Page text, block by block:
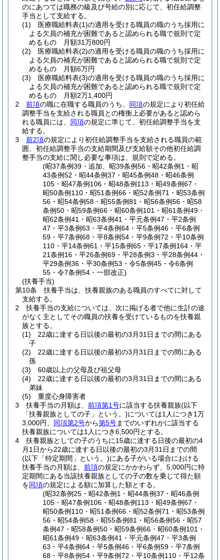
のにあつては職務の級及び号給の別に応じて、初任給調整
手当として支給する。
(1)
医療職給料表(1)の適用を受ける職員の職のうち採用に
よる欠員の補充が困難であると認められる職で規則で定
めるもの 月額31万800円
(2)
医療職給料表(2)の適用を受ける職員の職のうち採用に
よる欠員の補充が困難であると認められる職で規則で定
めるもの 月額6万円
(3)
医療職給料表(3)の適用を受ける職員の職のうち採用に
よる欠員の補充が困難であると認められる職で規則で定
めるもの 月額2万1,400円
2
前項の職に在職する職員のうち、 同項の規定により初任給
調整手当を支給される職員との権衡上必要があると認めら
れる職員には、 同項の規定に準じて、初任給調整手当を支
給する。
3
前2項の規定により初任給調整手当を支給される職員の範
囲、初任給調整手当の支給期間及び支給額その他初任給調
整手当の支給に関し必要な事項は、規則で定める。
(昭37条例39・追加、昭39条例56・昭42条例1・昭
43条例52・昭44条例37・昭45条例48・昭46条例
105・昭47条例106・昭48条例113・昭49条例67・
昭50条例110・昭51条例66・昭52条例71・昭53条例
56・昭54条例58・昭55条例81・昭56条例56・昭58
条例50・昭59条例66・昭60条例101・昭61条例49・
昭62条例41・昭63条例41・平元条例47・平2条例
47・平3条例63・平4条例64・平5条例46・平6条例
59・平7条例68・平8条例54・平9条例72・平10条例
110・平14条例61・平15条例65・平17条例164・平
21条例16・平26条例69・平28条例3・平28条例44・
平29条例36・平30条例53・令5条例45・令6条例
55・令7条例54・一部改正)
(扶養手当)
第10条
扶養手当は、扶養親族のある職員のすべてに対して
支給する。
2
扶養手当の支給については、次に掲げる者で他に生計の途
がなく主としてその職員の扶養を受けているものを扶養親
族とする。
(1)
22歳に達する日以後の最初の3月31日までの間にある
子
(2)
22歳に達する日以後の最初の3月31日までの間にある
孫
(3)
60歳以上の父母及び祖父母
(4)
22歳に達する日以後の最初の3月31日までの間にある
弟妹
(5)
重度心身障害者
3
扶養手当の月額は、 前項第1号に該当する扶養親族(以下
「扶養親族としての子」という。)については1人につき1万
3,000円、 同項第2号から第5号までのいずれかに該当する
扶養親族については1人につき6,500円とする。
4
扶養親族としての子のうちに15歳に達する日後の最初の4
月1日から22歳に達する日以後の最初の3月31日までの間
(以下「特定期間」という。)にある子がいる場合における
扶養手当の月額は、 前項の規定にかかわらず、5,000円に特
定期間にある当該扶養親族としての子の数を乗じて得た額
を同項の規定による額に加算した額とする。
(昭32条例25・昭42条例1・昭44条例37・昭46条例
105・昭47条例106・昭48条例113・昭49条例67・
昭50条例110・昭51条例66・昭52条例71・昭53条例
56・昭54条例58・昭55条例81・昭56条例56・昭57
条例47・昭58条例50・昭59条例66・昭60条例101・
昭61条例49・昭63条例41・平元条例47・平3条例
63・平4条例64・平5条例46・平6条例59・平7条例
68・平8条例54・平9条例72・平10条例110・平12条